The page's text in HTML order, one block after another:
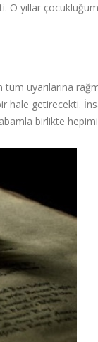
O yıllar
uyarılarına
hale getirecekti.
birlikte